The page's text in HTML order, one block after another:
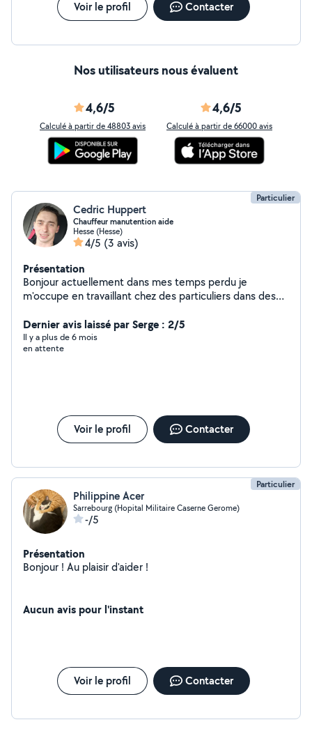
Voir le profil Contacter
Nos utilisateurs nous évaluent
4,6/5
Calculé à partir de 48803 avis
4,6/5
Calculé à partir de 66000 avis
Particulier
Cedric Huppert
Chauffeur manutention aide
Hesse (Hesse)
4/5 (3 avis)
Présentation
Bonjour actuellement dans mes temps perdu je
m'occupe en travaillant chez des particuliers dans des
le besoin rénovation du bâtiment transport possible
même avoir un poids lour
Dernier avis laissé par Serge : 2/5
Il y a plus de 6 mois
en attente
Voir le profil Contacter
Particulier
Philippine Acer
Sarrebourg (Hopital Militaire Caserne Gerome)
-/5
Présentation
Bonjour ! Au plaisir d'aider !
Aucun avis pour l'instant
Voir le profil Contacter